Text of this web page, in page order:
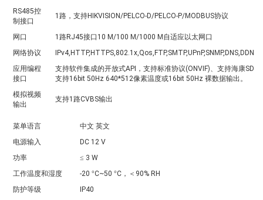
RS485控
制接口
1 路，支持HIKVISION/PELCO-D/PELCO-P/MODBUS协议
网口 1 路RJ45接口 10 M/100 M/1000 M自适应以太网口
网络协议
应用编程
接口
支持软件集成的开放式API ，支持标准协议(ONVIF)、支持海康SDK
支持16bit 50Hz 640*512像素温度或16bit 50Hz 裸数据输出。
模拟视频
输出
支持1 路CVBS输出
菜单语言 中文 英文
电源输入
DC 12 V
功率
≤ 3 W
工作温度和湿度
-20 °C~50 °C ，＜ 90% RH
防护等级
IP40